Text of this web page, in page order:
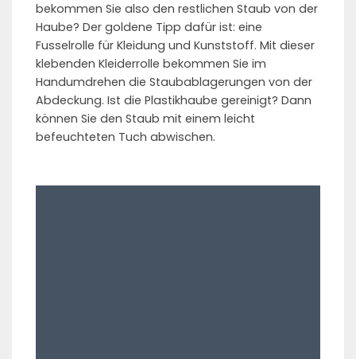
bekommen Sie also den restlichen Staub von der
Haube? Der goldene Tipp dafür ist: eine
Fusselrolle für Kleidung und Kunststoff. Mit dieser
klebenden Kleiderrolle bekommen Sie im
Handumdrehen die Staubablagerungen von der
Abdeckung. Ist die Plastikhaube gereinigt? Dann
können Sie den Staub mit einem leicht
befeuchteten Tuch abwischen.